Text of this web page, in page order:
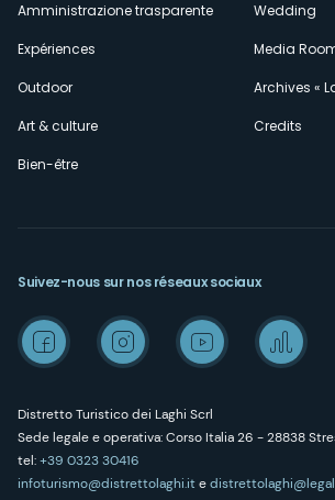
Amministrazione trasparente
Expériences
Outdoor
Art & culture
Bien-être
Wedding
Media
Archives «
Credits
Distretto Turistico dei Laghi Scrl
Sede legale e operativa: Corso Italia 26 - 28838
tel:+39 0323 30416
infoturismo@distrettolaghi.ite
Suivez-nous sur nos réseaux sociaux